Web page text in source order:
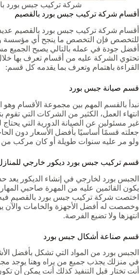
شركة تركيب جبس بورد
أقسام شركة تركيب جبس بورد بالقصيم
أقسام شركة تركيب جبس بورد بالقصيم
للتخصص فإن التخصص ما ينجح أي مؤسسة
أفضل جودة في عمله بالتالي يصبح الجميع
تحتوي الشركة عليه من أقسام تعرف بها
القراءة باهتمام وتعرف بما يقدمه كل قسم:
قسم صيانة جبس بورد
نبدأ بالقسم المهم بين مجموعة الأقسام وهو
انتهاء العمل، الكثير من الشركات التي تقوم
غير مسئولين عن الصيانة الدورية التي يحتاج
جعلته قسمًا أساسيًا بأفضل الأسعار دون
ولو مر عليه سنوات طويلة أو كان مركب
قسم تركيب جبس بورد ديكور خارجي
الجبس بورد لخارجي في إنشاء الديكور يعد
يكون القائمين عليه من المهرة صاحبي
اختصت شركة تركيب جبس بورد بالقصيم
وخصصت له أفضل الأجهزة والخامات والآن
انتهزها ولا تضيع الفرصة.
قسم صناعة أشكال جبس بورد
الجبس بورد من المواد التي تشكل بأفضل
في منزلك يجذب جميع من يراه وهنا يوجد
أنت تختار قبل التنفيذ كذلك أنت يمكن أن